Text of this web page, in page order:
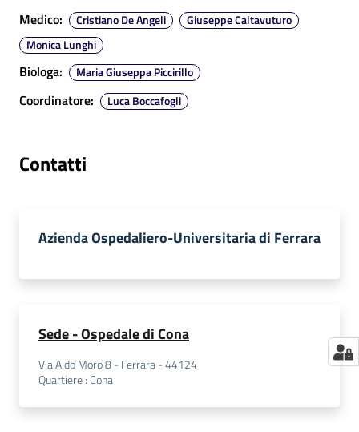
a
r
e
n
t
e
Fornitori
Medico: Cristiano De Angeli
Giuseppe Caltavuturo
Monica Lunghi
Biologa: Maria Giuseppa Piccirillo
Coordinatore: Luca Boccafogli
Contatti
Azienda Ospedaliero-Universitaria di Ferrara
Sede - Ospedale di Cona
Via Aldo Moro 8 - Ferrara - 44124
Quartiere: Cona